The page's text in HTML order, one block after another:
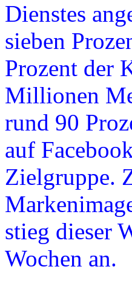
Dienstes
sieben
Prozent der
Millionen
rund 90
auf
Zielgruppe.
stieg dieser
Wochen an.